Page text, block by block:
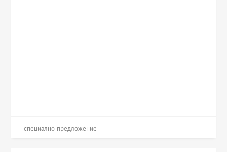
специално предложение